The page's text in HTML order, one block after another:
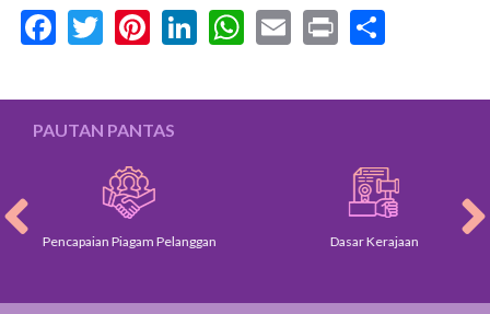
Facebook
Twitter
Pinterest
LinkedIn
WhatsApp
Email
Print
PAUTAN PANTAS
Pencapaian Piagam Pelanggan Dasar Kerajaan